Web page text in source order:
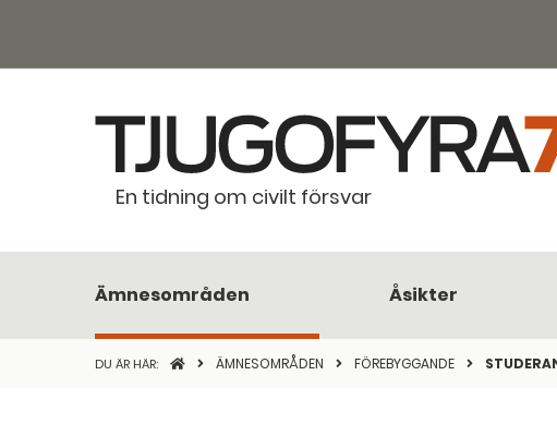
En tidning om civilt försvar
Ämnesområden Åsikter
DU ÄR HÄR: STARTSIDANÄMNESOMRÅDEN FÖREBYGGANDE